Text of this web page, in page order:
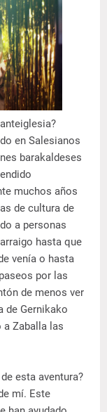
en Salesianos
barakaldeses
muchos años
de cultura de
a personas
hasta que
venía o hasta
por las
de menos ver
de Gernikako
a Zaballa las
esta aventura?
mí. Este